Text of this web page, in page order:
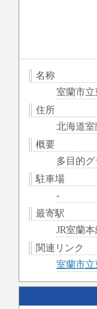
名称
室蘭市立
住所
北海道室
概要
多目的グ
駐車場
-
最寄駅
JR室蘭本
関連リンク
室蘭市立